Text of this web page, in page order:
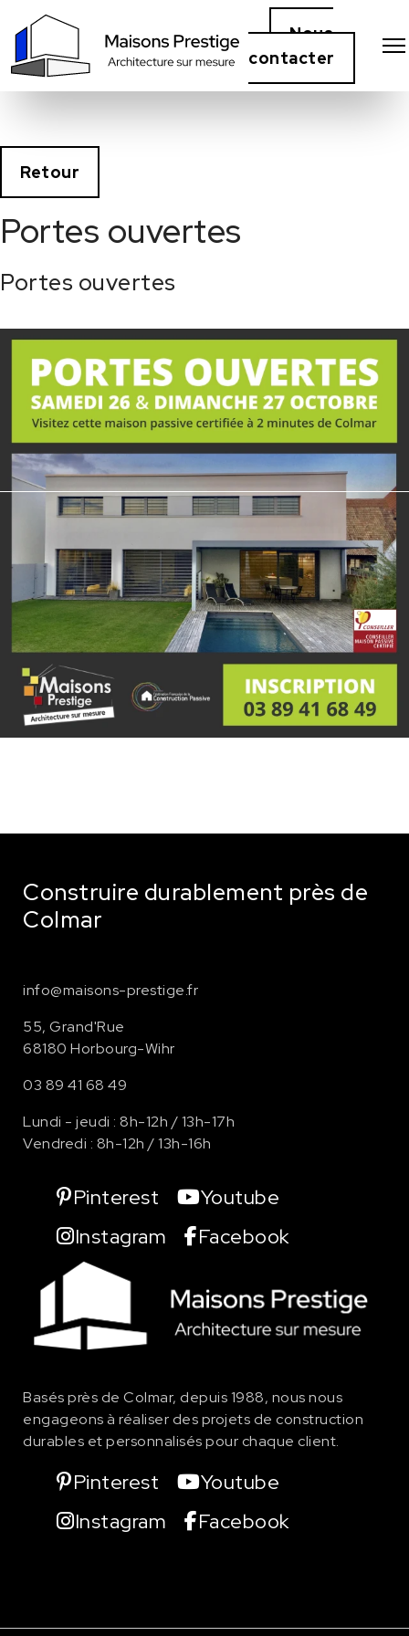
Nous
contacter
Retour
Portes ouvertes
Portes ouvertes
Construire durablement près de
Colmar
info@maisons-prestige.fr
55, Grand'Rue
68180 Horbourg-Wihr
03 89 41 68 49
Lundi - jeudi : 8h-12h / 13h-17h
Vendredi : 8h-12h / 13h-16h
Pinterest
Youtube
Instagram
Facebook
Basés près de Colmar, depuis 1988, nous nous
engageons à réaliser des projets de construction
durables et personnalisés pour chaque client.
Pinterest
Youtube
Instagram
Facebook